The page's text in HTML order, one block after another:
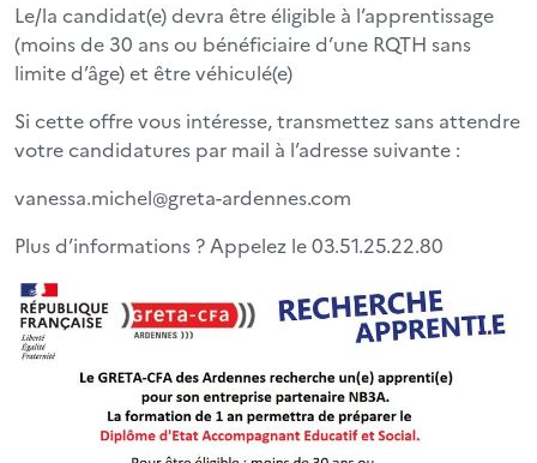
Le/la candidat(e) devra être éligible à l’apprentissage
(moins de 30 ans ou bénéficiaire d’une RQTH sans
limite d’âge) et être véhiculé(e)
Si cette offre vous intéresse, transmettez sans attendre
votre candidatures par mail à l’adresse suivante :
vanessa.michel@greta-ardennes.com
Plus d’informations ? Appelez le 03.51.25.22.80